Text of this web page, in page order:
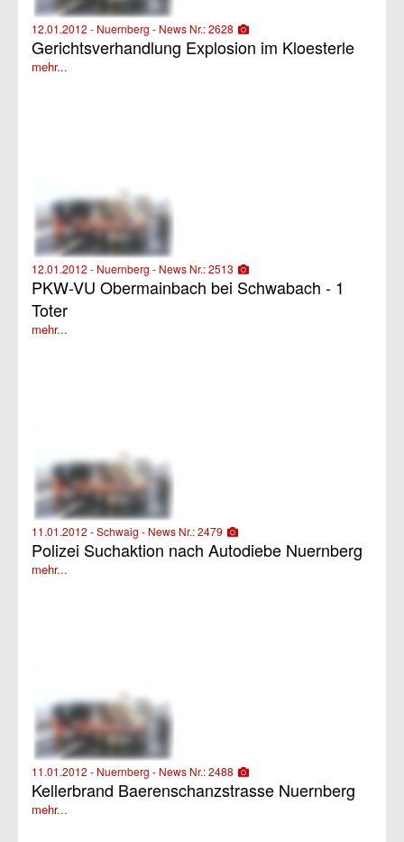
12.01.2012 - Nuernberg - News Nr.: 2628
Gerichtsverhandlung Explosion im Kloesterle
mehr...
12.01.2012 - Nuernberg - News Nr.: 2513
PKW-VU Obermainbach bei Schwabach - 1
Toter
mehr...
11.01.2012 - Schwaig - News Nr.: 2479
Polizei Suchaktion nach Autodiebe Nuernberg
mehr...
11.01.2012 - Nuernberg - News Nr.: 2488
Kellerbrand Baerenschanzstrasse Nuernberg
mehr...